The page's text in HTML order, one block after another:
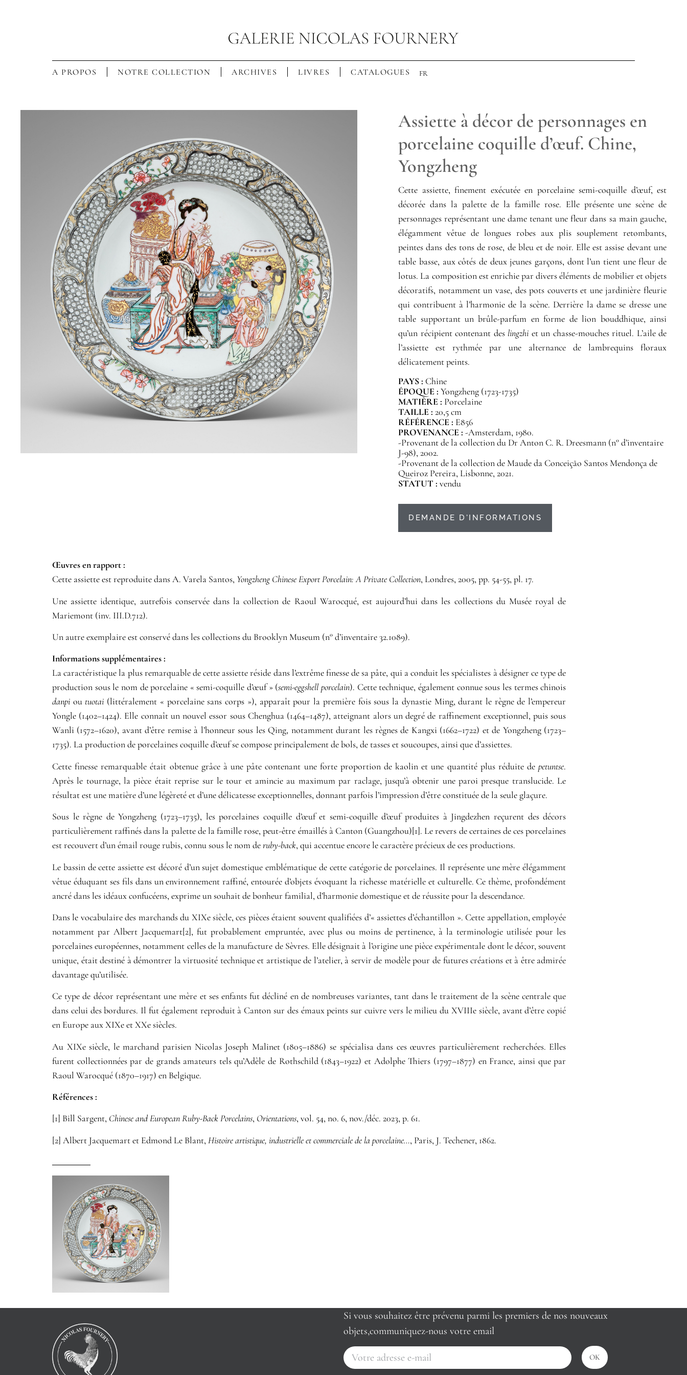
A PROPOS NOTRE COLLECTION ARCHIVES LIVRES CATALOGUES FR
Assiette à décor de personnages en
porcelaine coquille d’œuf. Chine,
Yongzheng
Cette assiette, finement exécutée en porcelaine semi-coquille d’œuf, est
décorée dans la palette de la famille rose. Elle présente une scène de
personnages représentant une dame tenant une fleur dans sa main gauche,
élégamment vêtue de longues robes aux plis souplement retombants,
peintes dans des tons de rose, de bleu et de noir. Elle est assise devant une
table basse, aux côtés de deux jeunes garçons, dont l’un tient une fleur de
lotus. La composition est enrichie par divers éléments de mobilier et objets
décoratifs, notamment un vase, des pots couverts et une jardinière fleurie
qui contribuent à l’harmonie de la scène. Derrière la dame se dresse une
table supportant un brûle-parfum en forme de lion bouddhique, ainsi
qu’un récipient contenant des lingzhi et un chasse-mouches rituel. L’aile de
l’assiette est rythmée par une alternance de lambrequins floraux
délicatement peints.
PAYS : Chine
ÉPOQUE : Yongzheng (1723-1735)
MATIÈRE : Porcelaine
TAILLE :20,5 cm
RÉFÉRENCE : E856
PROVENANCE :-Amsterdam, 1980.
-Provenant de la collection du Dr Anton C. R. Dreesmann (n° d’inventaire
J-98), 2002.
-Provenant de la collection de Maude da Conceição Santos Mendonça de
Queiroz Pereira, Lisbonne, 2021.
STATUT :vendu
DEMANDE D'INFORMATIONS
Œuvres en rapport :​
Cette assiette est reproduite dans A. Varela Santos, Yongzheng Chinese Export Porcelain: A Private Collection, Londres, 2005, pp. 54-55, pl. 17.
Une assiette identique, autrefois conservée dans la collection de Raoul Warocqué, est aujourd’hui dans les collections du Musée royal de
Mariemont (inv. III.D.712).
Un autre exemplaire est conservé dans les collections du Brooklyn Museum (n° d’inventaire 32.1089).
Informations supplémentaires​ :​
La caractéristique la plus remarquable de cette assiette réside dans l’extrême finesse de sa pâte, qui a conduit les spécialistes à désigner ce type de
production sous le nom de porcelaine « semi-coquille d’œuf » (semi-eggshell porcelain). Cette technique, également connue sous les termes chinois
danpi ou tuotai (littéralement « porcelaine sans corps »), apparaît pour la première fois sous la dynastie Ming, durant le règne de l’empereur
Yongle (1402–1424). Elle connaît un nouvel essor sous Chenghua (1464–1487), atteignant alors un degré de raffinement exceptionnel, puis sous
Wanli (1572–1620), avant d’être remise à l’honneur sous les Qing, notamment durant les règnes de Kangxi (1662–1722) et de Yongzheng (1723–
1735). La production de porcelaines coquille d’œuf se compose principalement de bols, de tasses et soucoupes, ainsi que d’assiettes.
Cette finesse remarquable était obtenue grâce à une pâte contenant une forte proportion de kaolin et une quantité plus réduite depetuntse.
Après le tournage, la pièce était reprise sur le tour et amincie au maximum par raclage, jusqu’à obtenir une paroi presque translucide. Le
résultat est une matière d’une légèreté et d’une délicatesse exceptionnelles, donnant parfois l’impression d’être constituée de la seule glaçure.
Sous le règne de Yongzheng (1723–1735), les porcelaines coquille d’œuf et semi-coquille d’œuf produites à Jingdezhen reçurent des décors
particulièrement raffinés dans la palette de la famille rose, peut-être émaillés à Canton (Guangzhou)[1]. Le revers de certaines de ces porcelaines
est recouvert d’un émail rouge rubis, connu sous le nom deruby-back, qui accentue encore le caractère précieux de ces productions.
Le bassin de cette assiette est décoré d’un sujet domestique emblématique de cette catégorie de porcelaines. Il représente une mère élégamment
vêtue éduquant ses fils dans un environnement raffiné, entourée d’objets évoquant la richesse matérielle et culturelle. Ce thème, profondément
ancré dans les idéaux confucéens, exprime un souhait de bonheur familial, d’harmonie domestique et de réussite pour la descendance.
Dans le vocabulaire des marchands du XIXe siècle, ces pièces étaient souvent qualifiées d’« assiettes d’échantillon ». Cette appellation, employée
notamment par Albert Jacquemart[2], fut probablement empruntée, avec plus ou moins de pertinence, à la terminologie utilisée pour les
porcelaines européennes, notamment celles de la manufacture de Sèvres. Elle désignait à l’origine une pièce expérimentale dont le décor, souvent
unique, était destiné à démontrer la virtuosité technique et artistique de l’atelier, à servir de modèle pour de futures créations et à être admirée
davantage qu’utilisée.
Ce type de décor représentant une mère et ses enfants fut décliné en de nombreuses variantes, tant dans le traitement de la scène centrale que
dans celui des bordures. Il fut également reproduit à Canton sur des émaux peints sur cuivre vers le milieu du XVIIIe siècle, avant d’être copié
en Europe aux XIXe et XXe siècles.
Au XIXe siècle, le marchand parisien Nicolas Joseph Malinet (1805–1886) se spécialisa dans ces œuvres particulièrement recherchées. Elles
furent collectionnées par de grands amateurs tels qu’Adèle de Rothschild (1843–1922) et Adolphe Thiers (1797–1877) en France, ainsi que par
Raoul Warocqué (1870–1917) en Belgique.
Références :
[1] Bill Sargent, Chinese and European Ruby-Back Porcelains, Orientations, vol. 54, no. 6, nov./déc. 2023, p. 61.
[2] Albert Jacquemart et Edmond Le Blant, Histoire artistique, industrielle et commerciale de la porcelaine…, Paris, J. Techener, 1862.
Si vous souhaitez être prévenu parmi les premiers de nos nouveaux
objets,communiquez-nous votre email
OK